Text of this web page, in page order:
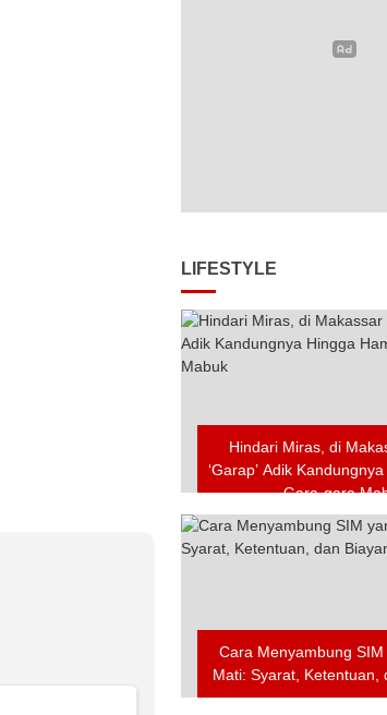
LIFESTYLE
Hindari Miras, di
‘Garap’ Adik Kandungnya
Gara-gara
Cara Menyambung
Mati: Syarat, Ketentuan,